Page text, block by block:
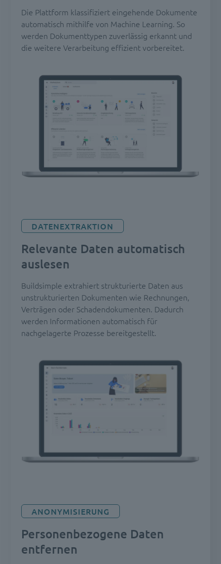
Die Plattform klassifiziert eingehende Dokumente
automatisch mithilfe von Machine Learning. So
werden Dokumenttypen zuverlässig erkannt und
die weitere Verarbeitung effizient vorbereitet.
DATENEXTRAKTION
Relevante Daten automatisch
auslesen
Buildsimple extrahiert strukturierte Daten aus
unstrukturierten Dokumenten wie Rechnungen,
Verträgen oder Schadendokumenten. Dadurch
werden Informationen automatisch für
nachgelagerte Prozesse bereitgestellt.
ANONYMISIERUNG
Personenbezogene Daten
entfernen